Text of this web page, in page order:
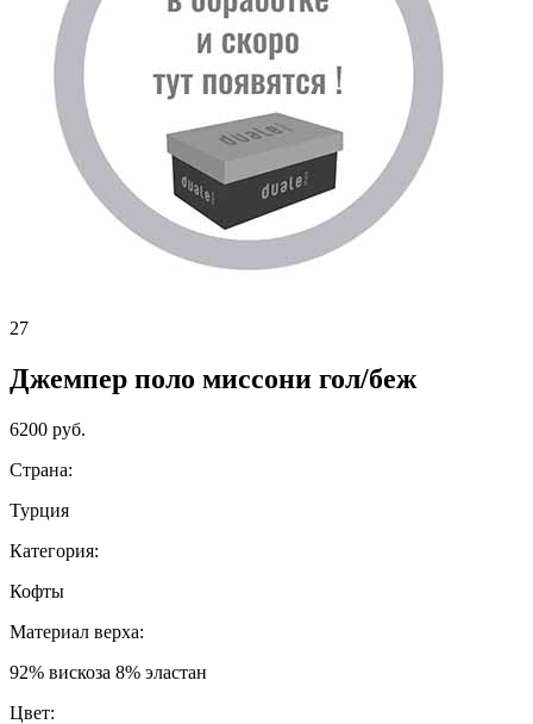
27
Джемпер поло миссони гол/беж
6200 руб.
Страна:
Турция
Категория:
Кофты
Материал верха:
92% вискоза 8% эластан
Цвет: